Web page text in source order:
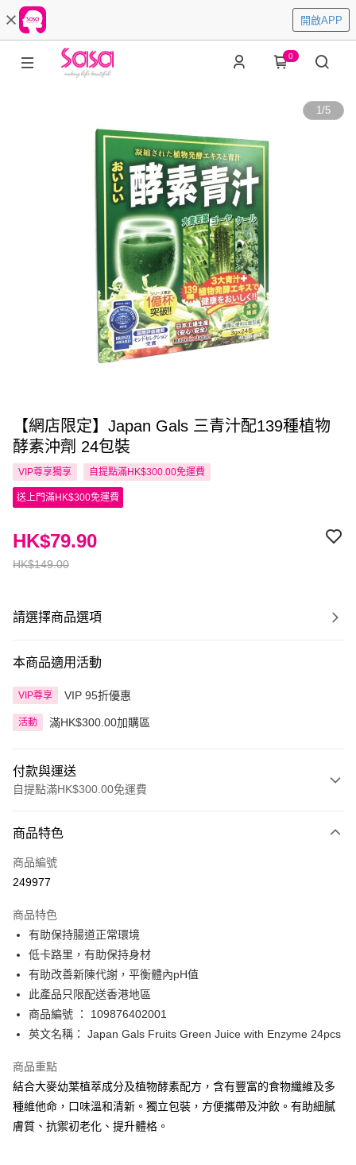
開啟APP
0
1/5
【網店限定】Japan Gals 三青汁配139種植物
酵素沖劑 24包裝
VIP尊享獨享 自提點滿HK$300.00免運費
送上門滿HK$300免運費
HK$149.00
HK$79.90
請選擇商品選項
本商品適用活動
VIP尊享 VIP 95折優惠
活動 滿HK$300.00加購區
付款與運送
自提點滿HK$300.00免運費
信用卡
Apple Pay
PayMe
WeChat Pay
BoC Pay
送貨方式
每筆HK$65.00，滿HK$300.00或以上免運費
順豐站及營業點 - 確認發貨後1-3個工作天送達
每筆HK$65.00，滿HK$300.00或以上免運費
商品特色
商品編號
249977
商品特色
有助保持腸道正常環境
低卡路里，有助保持身材
有助改善新陳代謝，平衡體內pH值
此產品只限配送香港地區
商品編號 ： 109876402001
英文名稱： Japan Gals Fruits Green Juice with Enzyme 24pcs
商品重點
結合大麥幼葉植萃成分及植物酵素配方，含有豐富的食物纖維及多
種維他命，口味溫和清新。獨立包裝，方便攜帶及沖飲。有助細膩
膚質、抗禦初老化、提升體格。